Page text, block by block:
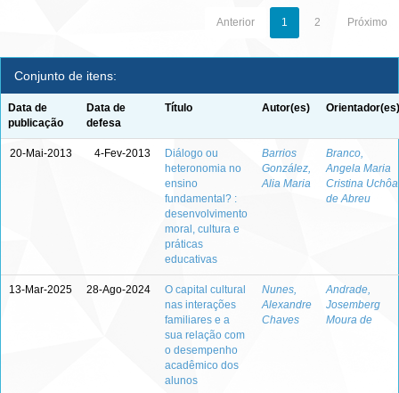
Anterior 1 2 Próximo
Conjunto de itens:
Data de
publicação
Data de
defesa
Título Autor(es) Orientador(es)
20-Mai-2013 4-Fev-2013
Diálogo ou
heteronomia no
ensino
fundamental? :
desenvolvimento
moral, cultura e
práticas
educativas
Barrios
González,
Alia Maria
Branco,
Angela Maria
Cristina Uchôa
de Abreu
13-Mar-2025 28-Ago-2024
O capital cultural
nas interações
familiares e a
sua relação com
o desempenho
acadêmico dos
alunos
Nunes,
Alexandre
Chaves
Andrade,
Josemberg
Moura de